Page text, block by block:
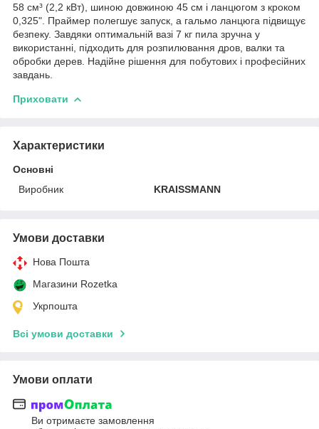
58 см³ (2,2 кВт), шиною довжиною 45 см і ланцюгом з кроком
0,325". Праймер полегшує запуск, а гальмо ланцюга підвищує
безпеку. Завдяки оптимальній вазі 7 кг пила зручна у
використанні, підходить для розпилювання дров, валки та
обробки дерев. Надійне рішення для побутових і професійних
завдань.
Приховати
Характеристики
Основні
Виробник
KRAISSMANN
Умови доставки
Нова Пошта
Магазини Rozetka
Укрпошта
Всі умови доставки
Умови оплати
Ви отримаєте замовлення